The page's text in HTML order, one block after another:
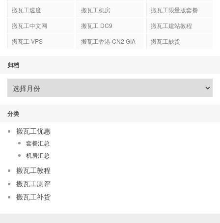
搬瓦工速度
搬瓦工机房
搬瓦工限量版套餐
搬瓦工中文网
搬瓦工 DC9
搬瓦工建站教程
搬瓦工 VPS
搬瓦工香港 CN2 GIA 搬瓦工缺货
归档
分类
搬瓦工优惠
套餐汇总
机房汇总
搬瓦工教程
搬瓦工测评
搬瓦工补货